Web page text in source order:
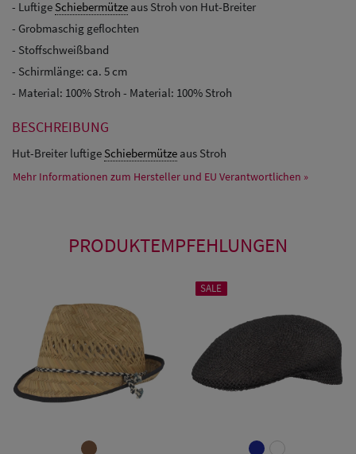
- Luftige Schiebermütze aus Stroh von Hut-Breiter
- Grobmaschig geflochten
- Stoffschweißband
- Schirmlänge: ca. 5 cm
- Material: 100% Stroh - Material: 100% Stroh
BESCHREIBUNG
Hut-Breiter luftige Schiebermütze aus Stroh
Mehr Informationen zum Hersteller und EU Verantwortlichen »
PRODUKTEMPFEHLUNGEN
SALE